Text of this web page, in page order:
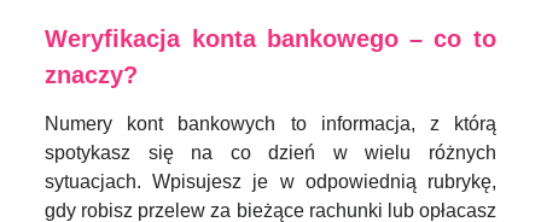
Weryfikacja konta bankowego – co to
znaczy?
Numery kont bankowych to informacja, z którą
spotykasz się na co dzień w wielu różnych
sytuacjach. Wpisujesz je w odpowiednią rubrykę,
gdy robisz przelew za bieżące rachunki lub opłacasz